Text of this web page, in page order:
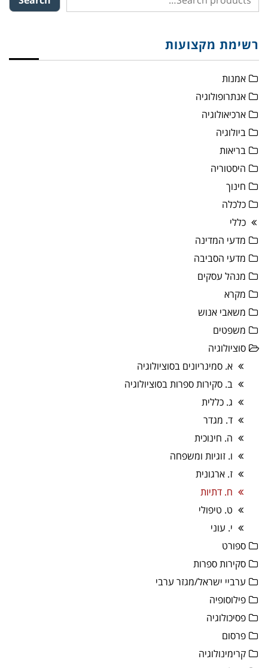
רשימת מקצועות
אמנות
אנתרופולוגיה
ארכיאולוגיה
ביולוגיה
בריאות
היסטוריה
חינוך
כלכלה
כללי
מדעי המדינה
מדעי הסביבה
מנהל עסקים
מקרא
משאבי אנוש
משפטים
סוציולוגיה
א. סמינריונים בסוציולוגיה
ב. סקירות ספרות בסוציולוגיה
ג. כללית
ד. מגדר
ה. חינוכית
ו. זוגיות ומשפחה
ז. ארגונית
ח. דתיות
ט. טיפולי
י. עוני
ספורט
סקירות ספרות
ערביי ישראל/מגזר ערבי
פילוסופיה
פסיכולוגיה
פרסום
קרימינולוגיה